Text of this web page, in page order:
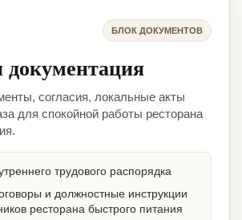
БЛОК ДОКУМЕНТОВ
документация
согласия, локальные акты
для спокойной работы ресторана
трудового распорядка
и должностные инструкции
ресторана быстрого питания